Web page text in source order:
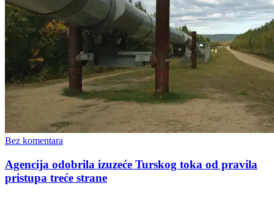
Bez komentara
Agencija odobrila izuzeće Turskog toka od pravila
pristupa treće strane